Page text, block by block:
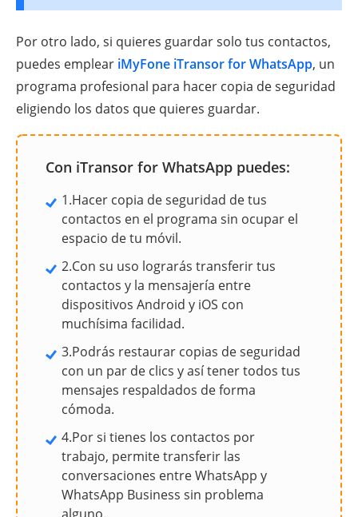
Por otro lado, si quieres guardar solo tus contactos,
puedes emplear iMyFone iTransor for WhatsApp, un
programa profesional para hacer copia de seguridad
eligiendo los datos que quieres guardar.
Con iTransor for WhatsApp puedes:
1.Hacer copia de seguridad de tus
contactos en el programa sin ocupar el
espacio de tu móvil.
2.Con su uso lograrás transferir tus
contactos y la mensajería entre
dispositivos Android y iOS con
muchísima facilidad.
3.Podrás restaurar copias de seguridad
con un par de clics y así tener todos tus
mensajes respaldados de forma
cómoda.
4.Por si tienes los contactos por
trabajo, permite transferir las
conversaciones entre WhatsApp y
WhatsApp Business sin problema